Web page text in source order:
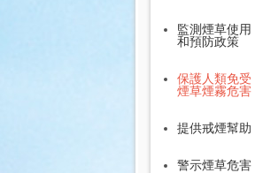
監測煙草使用
和預防政策
保護人類免受
煙草煙霧危害
提供戒煙幫助
警示煙草危害